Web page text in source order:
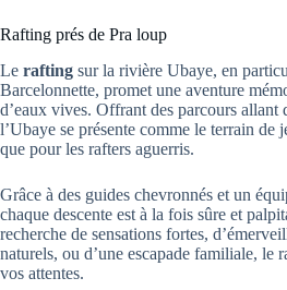
Rafting prés de Pra loup
Le rafting sur la rivière Ubaye, en
Barcelonnette, promet une aventure
d’eaux vives. Offrant des parcours allant
l’Ubaye se présente comme le terrain de
que pour les rafters aguerris.
Grâce à des guides chevronnés et un
chaque descente est à la fois sûre et
recherche de sensations fortes,
naturels, ou d’une escapade familiale, le
vos attentes.